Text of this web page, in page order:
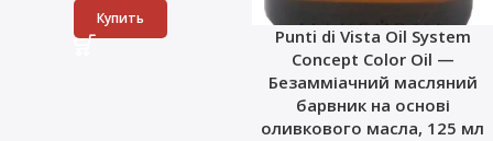
Купить
Punti di Vista Oil System
Concept Color Oil —
Безамміачний масляний
барвник на основі
оливкового масла, 125 мл